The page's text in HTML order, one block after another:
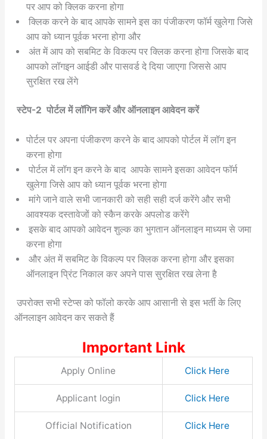
पर आप को क्लिक करना होगा
क्लिक करने के बाद आपके सामने इस का पंजीकरण फॉर्म खुलेगा जिसे
आप को ध्यान पूर्वक भरना होगा और
अंत में आप को सबमिट के विकल्प पर क्लिक करना होगा जिसके बाद
आपको लॉगइन आईडी और पासवर्ड दे दिया जाएगा जिससे आप
सुरक्षित रख लेंगे
स्टेप-2 पोर्टल में लॉगिन करें और ऑनलाइन आवेदन करें
पोर्टल पर अपना पंजीकरण करने के बाद आपको पोर्टल में लॉग इन
करना होगा
पोर्टल में लॉग इन करने के बाद आपके सामने इसका आवेदन फॉर्म
खुलेगा जिसे आप को ध्यान पूर्वक भरना होगा
मांगे जाने वाले सभी जानकारी को सही सही दर्ज करेंगे और सभी
आवश्यक दस्तावेजों को स्कैन करके अपलोड करेंगे
इसके बाद आपको आवेदन शुल्क का भुगतान ऑनलाइन माध्यम से जमा
करना होगा
और अंत में सबमिट के विकल्प पर क्लिक करना होगा और इसका
ऑनलाइन प्रिंट निकाल कर अपने पास सुरक्षित रख लेना है
उपरोक्त सभी स्टेप्स को फॉलो करके आप आसानी से इस भर्ती के लिए
ऑनलाइन आवेदन कर सकते हैं
Important Link
Apply Online Click Here
Applicant login Click Here
Official Notification Click Here